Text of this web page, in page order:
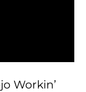
Workin’